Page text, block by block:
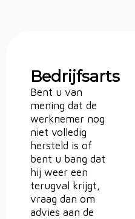
Bedrijfsarts
Bent u van
mening dat de
werknemer nog
niet volledig
hersteld is of
bent u bang dat
hij weer een
terugval krijgt,
vraag dan om
advies aan de